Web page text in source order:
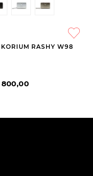
RASHY W98
800,00